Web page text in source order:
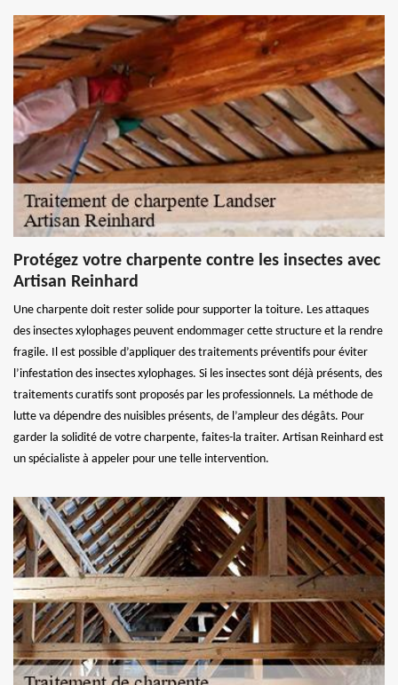
Protégez votre charpente contre les insectes avec
Artisan Reinhard
Une charpente doit rester solide pour supporter la toiture. Les attaques
des insectes xylophages peuvent endommager cette structure et la rendre
fragile. Il est possible d’appliquer des traitements préventifs pour éviter
l’infestation des insectes xylophages. Si les insectes sont déjà présents, des
traitements curatifs sont proposés par les professionnels. La méthode de
lutte va dépendre des nuisibles présents, de l’ampleur des dégâts. Pour
garder la solidité de votre charpente, faites-la traiter. Artisan Reinhard est
un spécialiste à appeler pour une telle intervention.